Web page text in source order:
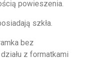
powieszenia.
szkła.
bez
z formatkami